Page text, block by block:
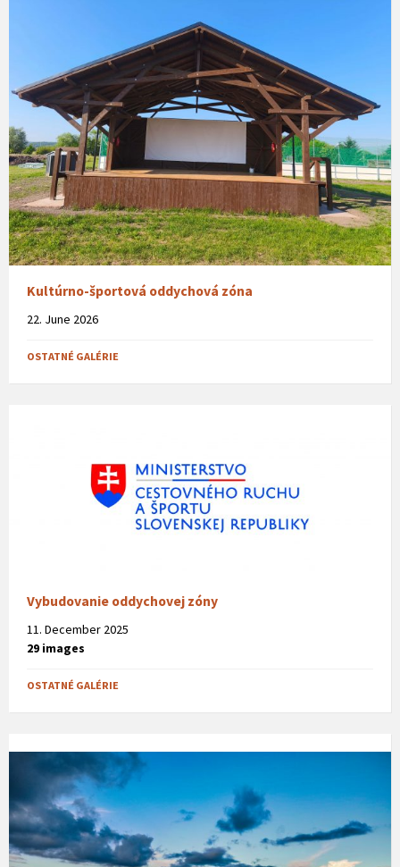
Kultúrno-športová oddychová zóna
22. June 2026
OSTATNÉ GALÉRIE
Vybudovanie oddychovej zóny
11. December 2025
29 images
OSTATNÉ GALÉRIE